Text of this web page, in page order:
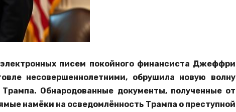
писем покойного финансиста Джеффри
несовершеннолетними, обрушила новую волну
Обнародованные документы, полученные от
намёки на осведомлённость Трампа о преступной